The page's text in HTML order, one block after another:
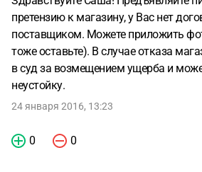
претензию к магазину, у Вас нет
поставщиком. Можете приложить
тоже оставьте). В случае отказа
в суд за возмещением ущерба и
неустойку.
24 января 2016, 13:23
0 0